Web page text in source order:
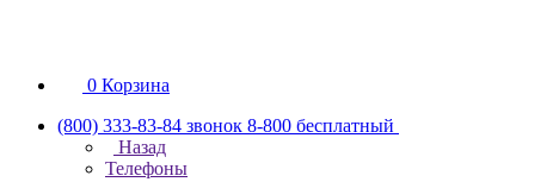
0 Корзина
(800) 333-83-84 звонок 8-800 бесплатный
Назад
Телефоны